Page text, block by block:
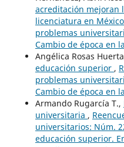
acreditación mejoran
licenciatura en
problemas
Cambio de época en
Angélica Rosas
educación superior ,
problemas
Cambio de época en
Armando Rugarcía T.,
universitaria ,
universitarios: Núm.
educación superior.